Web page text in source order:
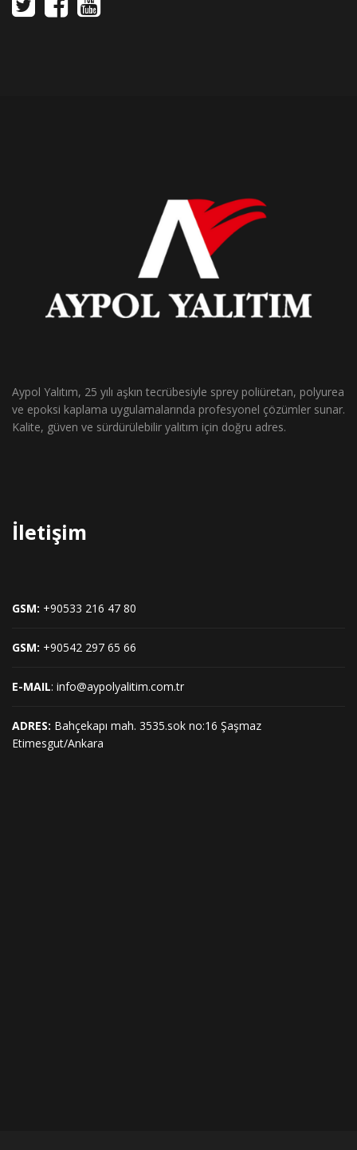
Aypol Yalıtım, 25 yılı aşkın tecrübesiyle sprey poliüretan, polyurea
ve epoksi kaplama uygulamalarında profesyonel çözümler sunar.
Kalite, güven ve sürdürülebilir yalıtım için doğru adres.
İletişim
GSM: +90533 216 47 80
GSM: +90542 297 65 66
E-MAIL: info@aypolyalitim.com.tr
ADRES: Bahçekapı mah. 3535.sok no:16 Şaşmaz
Etimesgut/Ankara